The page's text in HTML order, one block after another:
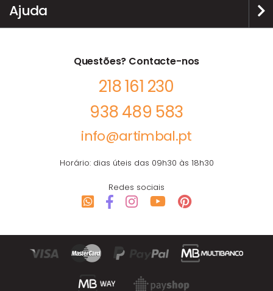
Ajuda
Questões? Contacte-nos
218 161 230
938 489 583
info@artimbal.pt
Horário: dias úteis das 09h30 às 18h30
Redes sociais